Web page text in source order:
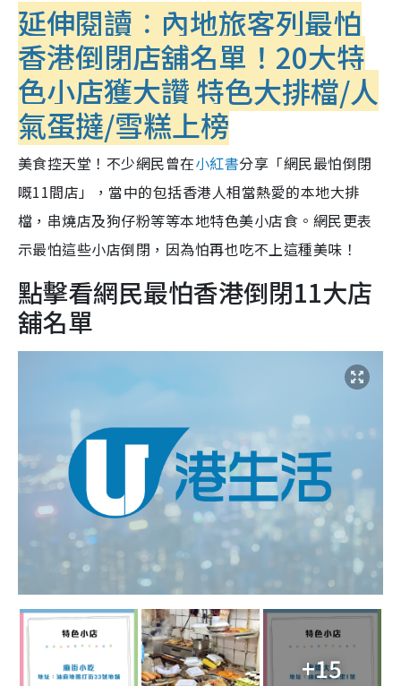
延伸閱讀︰內地旅客列最怕
香港倒閉店舖名單！20大特
色小店獲大讚 特色大排檔/人
氣蛋撻/雪糕上榜
美食控天堂！不少網民曾在小紅書分享「網民最怕倒閉
嘅11間店」，當中的包括香港人相當熱愛的本地大排
檔，串燒店及狗仔粉等等本地特色美小店食。網民更表
示最怕這些小店倒閉，因為怕再也吃不上這種美味！
點擊看網民最怕香港倒閉11大店
舖名單
+15